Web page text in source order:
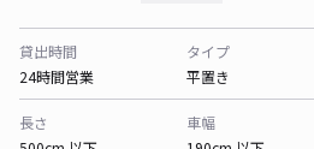
貸出時間
24時間営業
タイプ
平置き
長さ
車幅